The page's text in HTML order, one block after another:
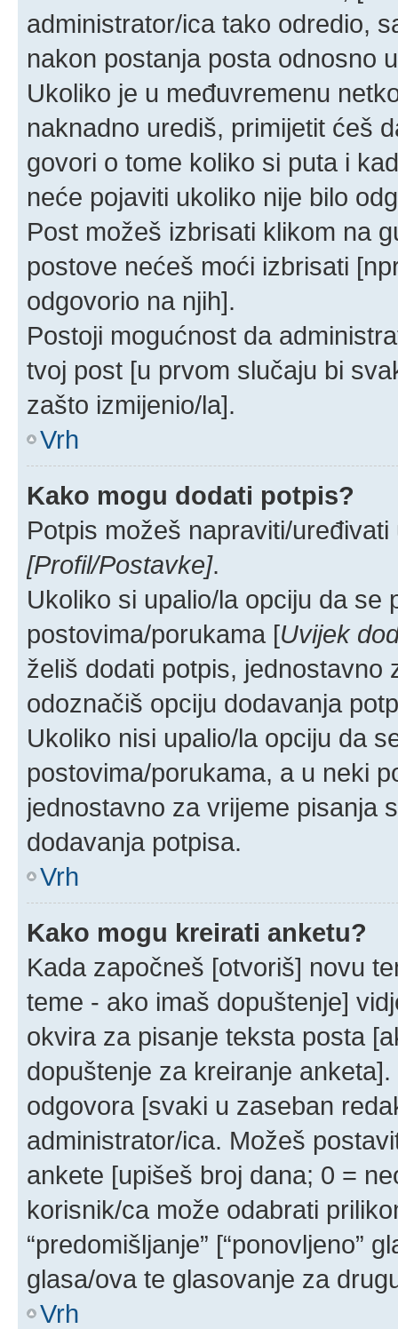
administrator/ica tako odredio,
nakon postanja posta odnosno
Ukoliko je u međuvremenu
naknadno urediš, primijetit ćeš
govori o tome koliko si puta i
neće pojaviti ukoliko nije bilo
Post možeš izbrisati klikom na
postove nećeš moći izbrisati
odgovorio na njih].
Postoji mogućnost da
tvoj post [u prvom slučaju bi
zašto izmijenio/la].
Vrh
Kako mogu dodati potpis?
Potpis možeš napraviti/
[Profil/Postavke].
Ukoliko si upalio/la opciju da se
postovima/porukama [Uvijek
želiš dodati potpis, jednostavno
odoznačiš opciju dodavanja
Ukoliko nisi upalio/la opciju da
postovima/porukama, a u neki
jednostavno za vrijeme pisanja
dodavanja potpisa.
Vrh
Kako mogu kreirati anketu?
Kada započneš [otvoriš] novu
teme - ako imaš dopuštenje]
okvira za pisanje teksta posta
dopuštenje za kreiranje
odgovora [svaki u zaseban
administrator/ica. Možeš
ankete [upišeš broj dana; 0 =
korisnik/ca može odabrati
“predomišljanje” [“ponovljeno”
glasa/ova te glasovanje za
Vrh